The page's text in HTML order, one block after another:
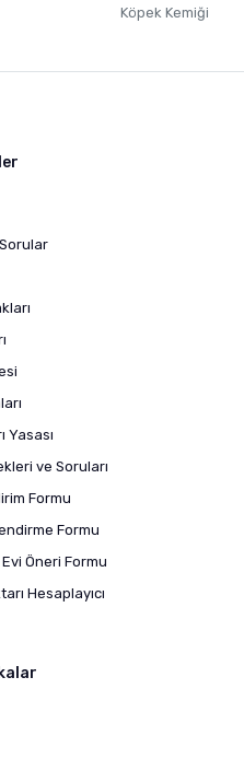
Köpek Kemiği
Yasası
ve Soruları
Formu
Formu
Evi Öneri Formu
Hesaplayıcı